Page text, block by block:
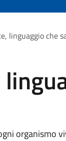
linguaggio che
organismo